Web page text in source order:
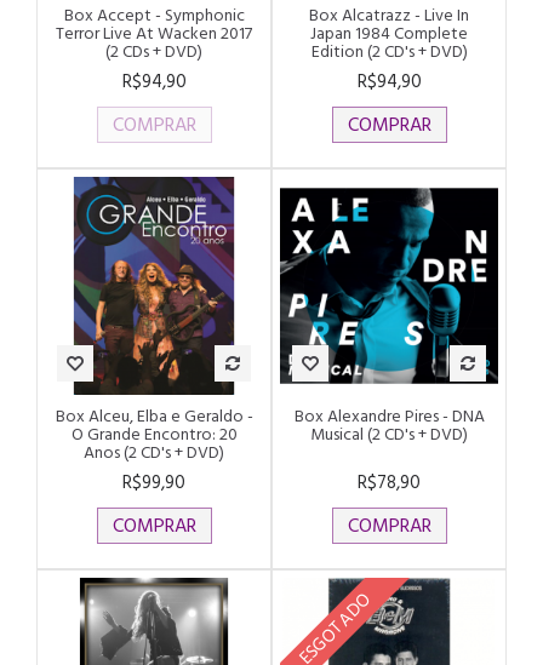
Box Accept - Symphonic
Terror Live At Wacken 2017
(2 CDs + DVD)
R$94,90
COMPRAR
Box Alcatrazz - Live In
Japan 1984 Complete
Edition (2 CD's + DVD)
R$94,90
COMPRAR
Box Alceu, Elba e Geraldo -
O Grande Encontro: 20
Anos (2 CD's + DVD)
R$99,90
COMPRAR
Box Alexandre Pires - DNA
Musical (2 CD's + DVD)
R$78,90
COMPRAR
ESGOTADO